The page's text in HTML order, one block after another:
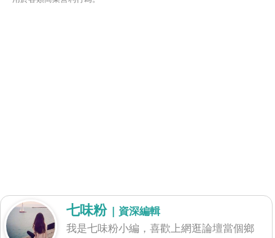
七味粉 | 資深編輯
我是七味粉小編，喜歡上網逛論壇當個鄉